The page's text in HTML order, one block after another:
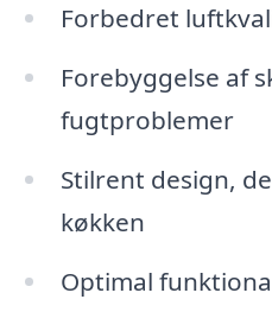
Forbedret
Forebyggelse af
fugtproblemer
Stilrent design,
køkken
Optimal